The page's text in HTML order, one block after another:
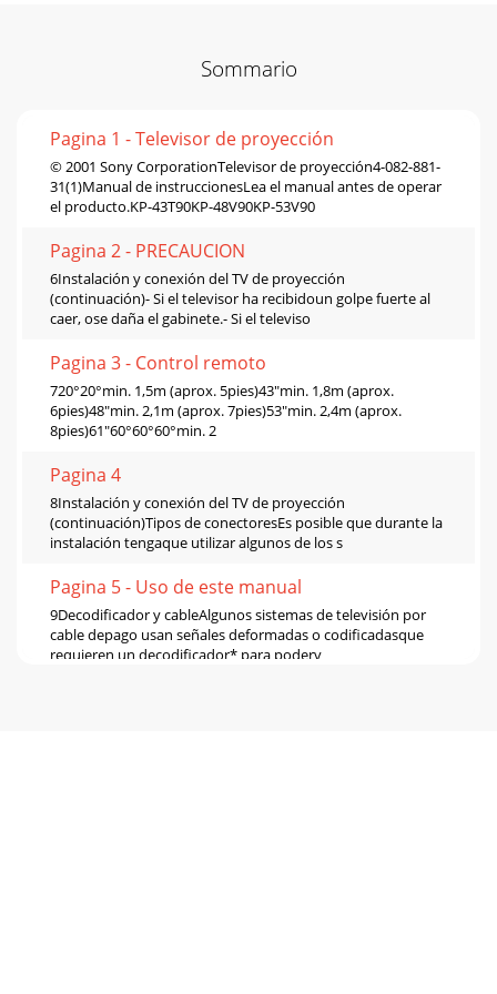
Sommario
Pagina 1 - Televisor de proyección
© 2001 Sony CorporationTelevisor de proyección4-082-881-
31(1)Manual de instruccionesLea el manual antes de operar
el producto.KP-43T90KP-48V90KP-53V90
Pagina 2 - PRECAUCION
6Instalación y conexión del TV de proyección
(continuación)- Si el televisor ha recibidoun golpe fuerte al
caer, ose daña el gabinete.- Si el televiso
Pagina 3 - Control remoto
720°20°min. 1,5m (aprox. 5pies)43"min. 1,8m (aprox.
6pies)48"min. 2,1m (aprox. 7pies)53"min. 2,4m (aprox.
8pies)61"60°60°60°min. 2
Pagina 4
8Instalación y conexión del TV de proyección
(continuación)Tipos de conectoresEs posible que durante la
instalación tengaque utilizar algunos de los s
Pagina 5 - Uso de este manual
9Decodificador y cableAlgunos sistemas de televisión por
cable depago usan señales deformadas o codificadasque
requieren un decodificador* para poderv